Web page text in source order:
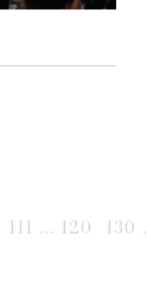
111 ... 120 130